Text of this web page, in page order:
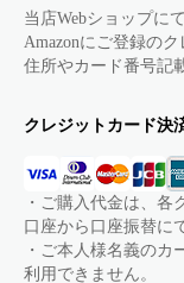
当店Webショップに
Amazonにご登録の
住所やカード番号記
クレジットカード決
・ご購入代金は、各
口座から口座振替に
・ご本人様名義の
利用できません。